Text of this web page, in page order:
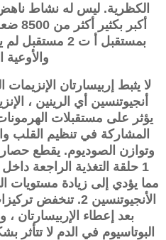
بمستقبل أ ت 2
والأوعية
لا يثبط إربيسارتان
أنجيوتنسين أي الرينين ،
يؤثر على مستقبلات الهرمونات
المشاركة في تنظيم القلب
وتوازن الصوديوم. يقطع حصار
1 حلقة التغذية الراجعة
مما يؤدي إلى زيادة مستويات
الأنجيوتنسين 2.
بعد إعطاء الإربيسارتان